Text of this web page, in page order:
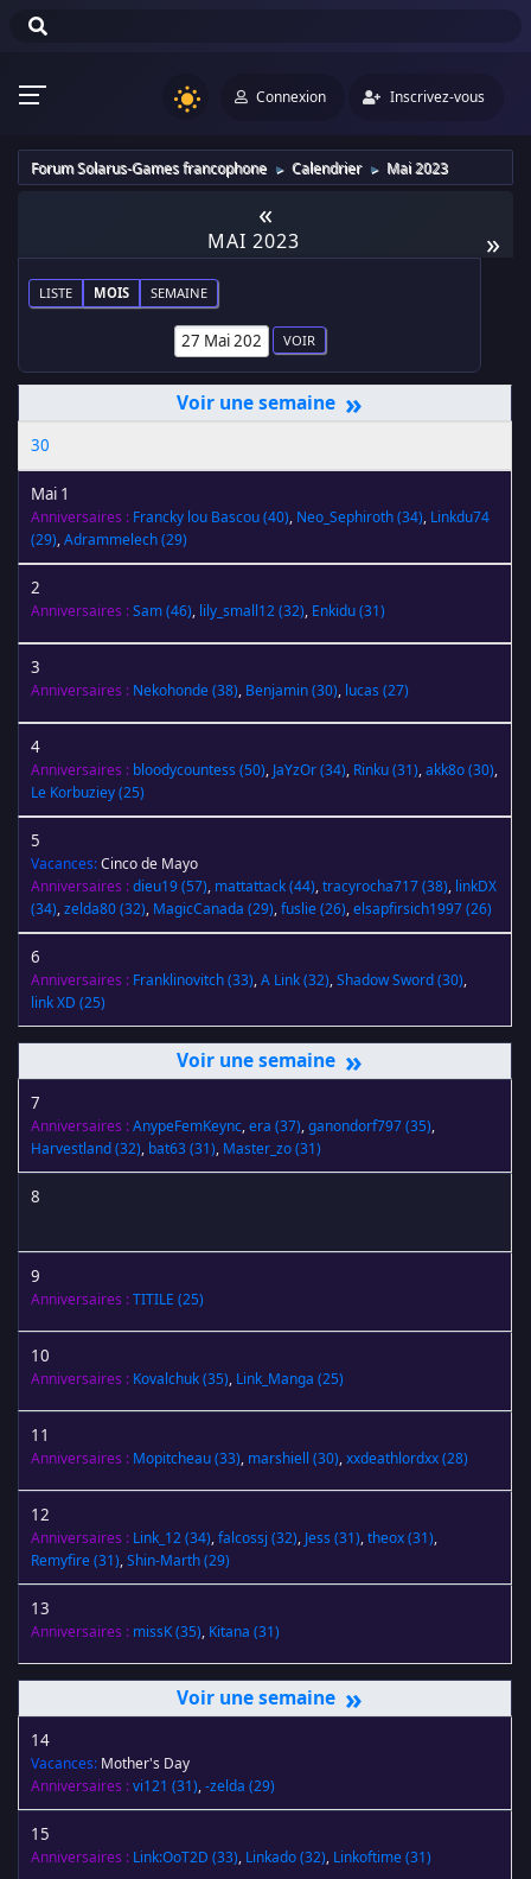
Connexion Inscrivez-vous
Forum Solarus-Games francophone ► Calendrier ► Mai 2023
«
»
MAI 2023
LISTE MOIS SEMAINE
»
30
Mai 1
Anniversaires : Francky lou Bascou(40), Neo_Sephiroth(34), Linkdu74
(29),Adrammelech(29)
2
Anniversaires :Sam(46), lily_small12(32), Enkidu(31)
3
Anniversaires : Nekohonde(38), Benjamin(30), lucas (27)
4
Anniversaires : bloodycountess (50), JaYzOr(34), Rinku(31),akk8o(30),
Le Korbuziey(25)
5
Vacances:Cinco de Mayo
Anniversaires :dieu19(57), mattattack(44),tracyrocha717(38), linkDX
(34),zelda80(32), MagicCanada (29),fuslie(26),elsapfirsich1997(26)
6
Anniversaires : Franklinovitch(33),A Link(32),Shadow Sword(30),
link XD (25)
»
7
Anniversaires :AnypeFemKeync,era (37),ganondorf797(35),
Harvestland(32), bat63(31), Master_zo(31)
8
9
Anniversaires :TITILE (25)
10
Anniversaires : Kovalchuk(35), Link_Manga (25)
11
Anniversaires : Mopitcheau(33), marshiell (30),xxdeathlordxx(28)
12
Anniversaires : Link_12(34),falcossj (32), Jess (31),theox(31),
Remyfire(31),Shin-Marth(29)
13
Anniversaires : missK(35), Kitana (31)
»
14
Vacances: Mother's Day
Anniversaires :vi121 (31),-zelda (29)
15
Anniversaires : Link:OoT2D (33), Linkado(32), Linkoftime(31)